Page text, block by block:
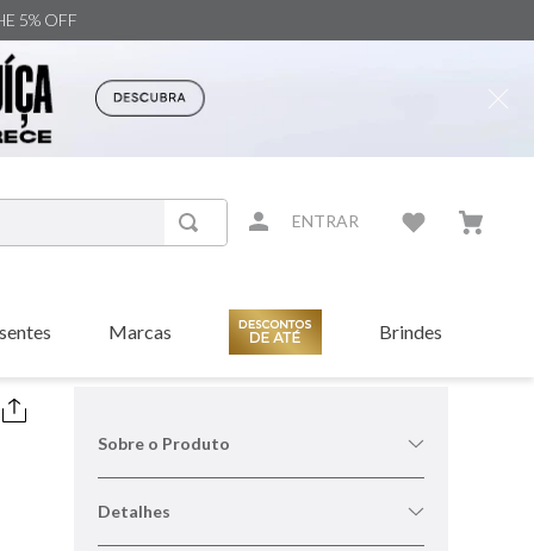
5% OFF
ENTRAR
Marcas Brindes
Sobre o Produto
Detalhes